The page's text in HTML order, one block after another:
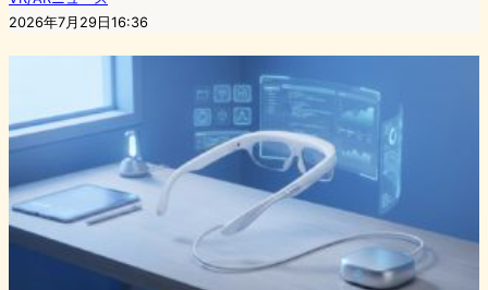
2026年7月29日16:36